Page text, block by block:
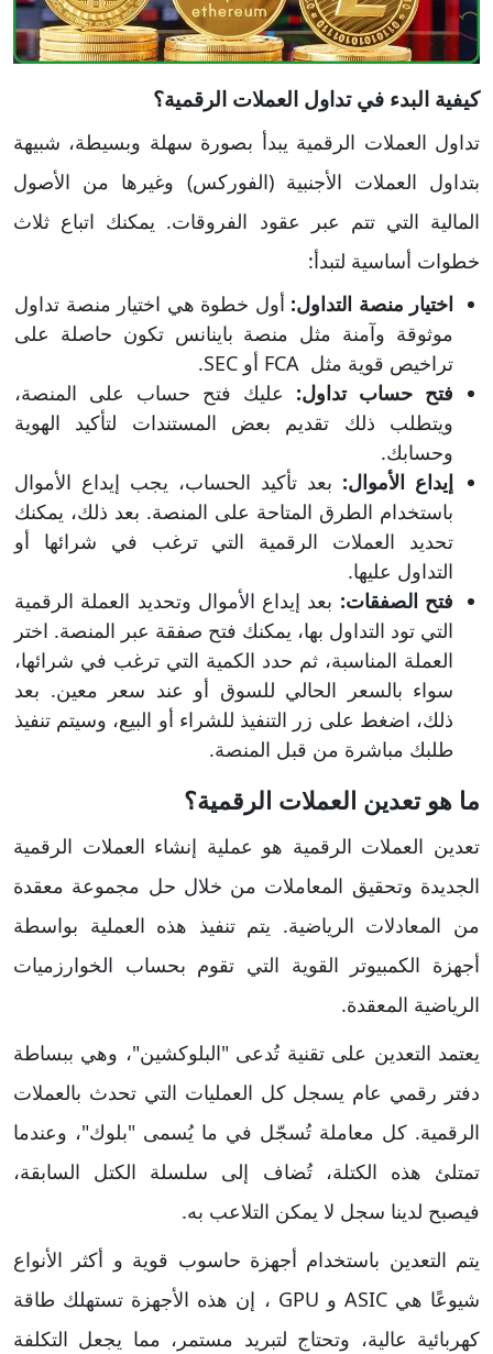
كيفية البدء في تداول العملات الرقمية؟
تداول العملات الرقمية يبدأ بصورة سهلة وبسيطة، شبيهة
بتداول العملات الأجنبية (الفوركس) وغيرها من الأصول
المالية التي تتم عبر عقود الفروقات. يمكنك اتباع ثلاث
خطوات أساسية لتبدأ:
اختيار منصة التداول: أول خطوة هي اختيار منصة تداول
موثوقة وآمنة مثل منصة باينانس تكون حاصلة على
تراخيص قوية مثل FCA أو SEC.
فتح حساب تداول: عليك فتح حساب على المنصة،
ويتطلب ذلك تقديم بعض المستندات لتأكيد الهوية
وحسابك.
إيداع الأموال: بعد تأكيد الحساب، يجب إيداع الأموال
باستخدام الطرق المتاحة على المنصة. بعد ذلك، يمكنك
تحديد العملات الرقمية التي ترغب في شرائها أو
التداول عليها.
فتح الصفقات: بعد إيداع الأموال وتحديد العملة الرقمية
التي تود التداول بها، يمكنك فتح صفقة عبر المنصة. اختر
العملة المناسبة، ثم حدد الكمية التي ترغب في شرائها،
سواء بالسعر الحالي للسوق أو عند سعر معين. بعد
ذلك، اضغط على زر التنفيذ للشراء أو البيع، وسيتم تنفيذ
طلبك مباشرة من قبل المنصة.
ما هو تعدين العملات الرقمية؟
تعدين العملات الرقمية هو عملية إنشاء العملات الرقمية
الجديدة وتحقيق المعاملات من خلال حل مجموعة معقدة
من المعادلات الرياضية. يتم تنفيذ هذه العملية بواسطة
أجهزة الكمبيوتر القوية التي تقوم بحساب الخوارزميات
الرياضية المعقدة.
يعتمد التعدين على تقنية تُدعى "البلوكشين"، وهي ببساطة
دفتر رقمي عام يسجل كل العمليات التي تحدث بالعملات
الرقمية. كل معاملة تُسجّل في ما يُسمى "بلوك"، وعندما
تمتلئ هذه الكتلة، تُضاف إلى سلسلة الكتل السابقة،
فيصبح لدينا سجل لا يمكن التلاعب به.
يتم التعدين باستخدام أجهزة حاسوب قوية و أكثر الأنواع
شيوعًا هي ASIC و GPU ، إن هذه الأجهزة تستهلك طاقة
كهربائية عالية، وتحتاج لتبريد مستمر، مما يجعل التكلفة